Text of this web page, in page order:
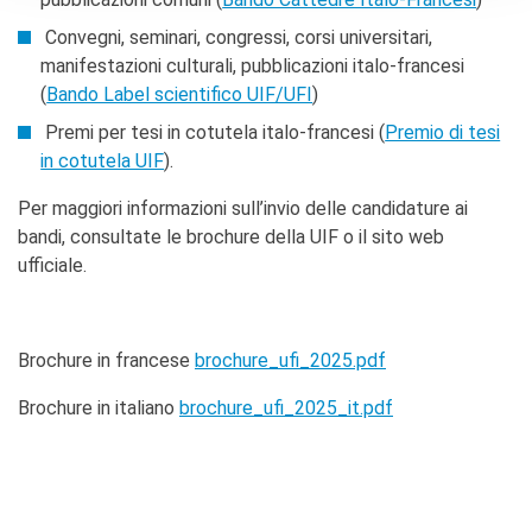
Convegni, seminari, congressi, corsi universitari,
manifestazioni culturali, pubblicazioni italo-francesi
(Bando Label scientifico UIF/UFI)
Premi per tesi in cotutela italo-francesi (Premio di tesi
in cotutela UIF).
Per maggiori informazioni sull’invio delle candidature ai
bandi, consultate le brochure della UIF o il sito web
ufficiale.
Brochure in francese brochure_ufi_2025.pdf
Brochure in italiano brochure_ufi_2025_it.pdf